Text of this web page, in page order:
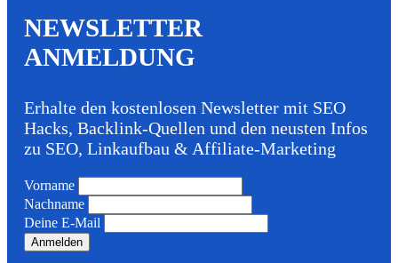
NEWSLETTER
ANMELDUNG
Erhalte den kostenlosen Newsletter mit SEO
Hacks, Backlink-Quellen und den neusten Infos
zu SEO, Linkaufbau & Affiliate-Marketing
Vorname
Nachname
Deine E-Mail